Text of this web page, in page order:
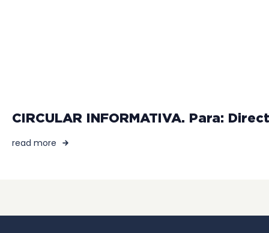
CIRCULAR INFORMATIVA. Para:
read more